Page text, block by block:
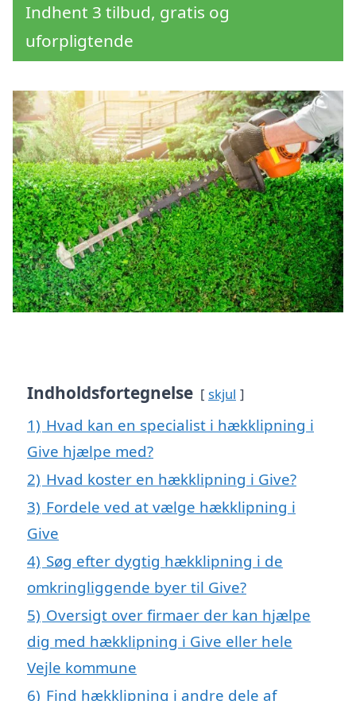
Indhent 3 tilbud, gratis og
uforpligtende
Indholdsfortegnelse skjul
1) Hvad kan en specialist i hækklipning i
Give hjælpe med?
2) Hvad koster en hækklipning i Give?
3) Fordele ved at vælge hækklipning i
Give
4) Søg efter dygtig hækklipning i de
omkringliggende byer til Give?
5) Oversigt over firmaer der kan hjælpe
dig med hækklipning i Give eller hele
Vejle kommune
6) Find hækklipning i andre dele af